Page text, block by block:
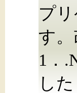
プ
す
1．
した